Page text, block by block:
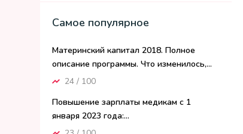
Самое популярное
Материнский капитал 2018. Полное
описание программы. Что изменилось,...
24 / 100
Повышение зарплаты медикам с 1
января 2023 года:...